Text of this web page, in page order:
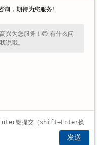
，额定功率20kw-
询，期待为您服务!
兴为您服务！😊 有什么问
说哦。
发送